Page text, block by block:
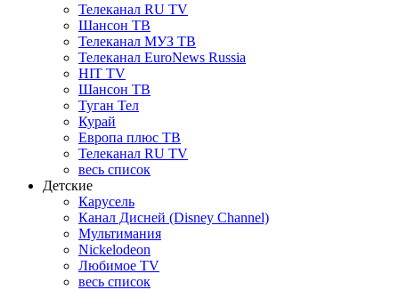
Телеканал RU TV
Шансон ТВ
Телеканал МУЗ ТВ
Телеканал EuroNews Russia
HIT TV
Шансон ТВ
Туган Тел
Курай
Европа плюс ТВ
Телеканал RU TV
весь список
Детские
Карусель
Канал Дисней (Disney Channel)
Мультимания
Nickelodeon
Любимое TV
весь список